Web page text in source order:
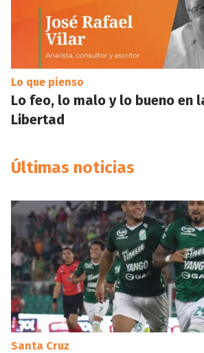
Lo que pienso
Lo feo, lo malo y lo bueno en
Libertad
Últimas noticias
Santa Cruz